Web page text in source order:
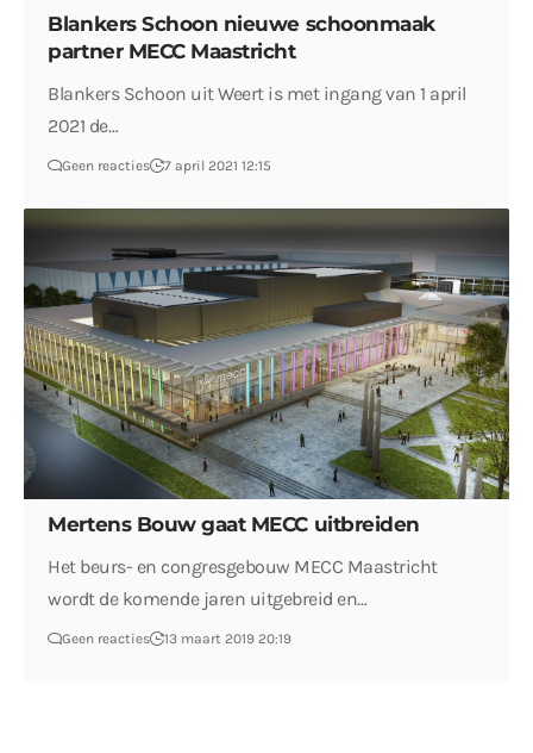
Blankers Schoon nieuwe schoonmaak
partner MECC Maastricht
Blankers Schoon uit Weert is met ingang van 1 april
2021 de…
Geen reacties 7 april 2021 12:15
Mertens Bouw gaat MECC uitbreiden
Het beurs- en congresgebouw MECC Maastricht
wordt de komende jaren uitgebreid en…
Geen reacties 13 maart 2019 20:19